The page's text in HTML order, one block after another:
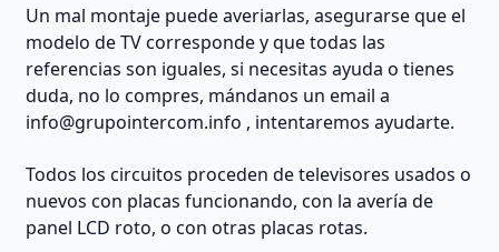
|
REACONDICIONADO
cantidad
Un mal montaje puede averiarlas, asegurarse que el
modelo de TV corresponde y que todas las
referencias son iguales, si necesitas ayuda o tienes
duda, no lo compres, mándanos un email a
info@grupointercom.info , intentaremos ayudarte.
Todos los circuitos proceden de televisores usados o
nuevos con placas funcionando, con la avería de
panel LCD roto, o con otras placas rotas.